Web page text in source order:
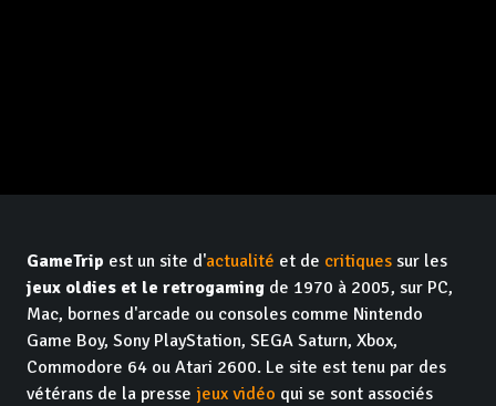
GameTrip est un site d'actualité et de critiques sur les
jeux oldies et le retrogaming de 1970 à 2005, sur PC,
Mac, bornes d'arcade ou consoles comme Nintendo
Game Boy, Sony PlayStation, SEGA Saturn, Xbox,
Commodore 64 ou Atari 2600. Le site est tenu par des
vétérans de la presse jeux vidéo qui se sont associés